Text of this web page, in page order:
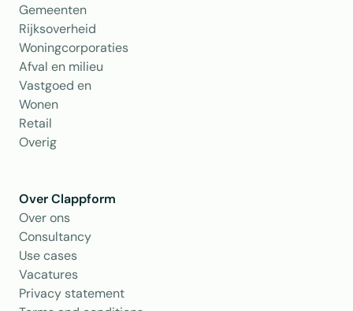
Gemeenten
Rijksoverheid
Woningcorporaties
Afval en milieu
Vastgoed en
Wonen
Retail
Overig
Over Clappform
Over ons
Consultancy
Use cases
Vacatures
Privacy statement